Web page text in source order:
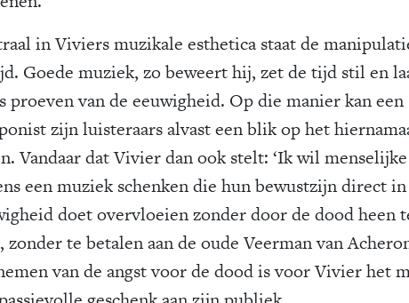
in Viviers muzikale esthetica staat de
Goede muziek, zo beweert hij, zet de tijd stil en
proeven van de eeuwigheid. Op die manier kan een
zijn luisteraars alvast een blik op het
Vandaar dat Vivier dan ook stelt: ‘Ik wil menselijke
een muziek schenken die hun bewustzijn direct
doet overvloeien zonder door de dood heen
zonder te betalen aan de oude Veerman van
van de angst voor de dood is voor Vivier het